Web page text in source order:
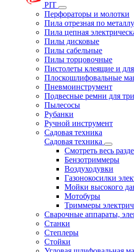
PIT
Перфораторы и молотки
Пила отрезная по металлу
Пила цепная
Пилы дисковые
Пилы сабельные
Пилы торцовочные
Пистолеты клеящие и
Плоскошлифовальные
Пневмоинструмент
Подвесные ремни для
Пылесосы
Рубанки
Ручной инструмент
Садовая техника
Садовая техника
Смотреть весь
Бензотриммеры
Воздуходувки
Газонокосилки
Мойки высокого
Мотобуры
Триммеры
Сварочные аппараты,
Станки
Степлеры
Стойки